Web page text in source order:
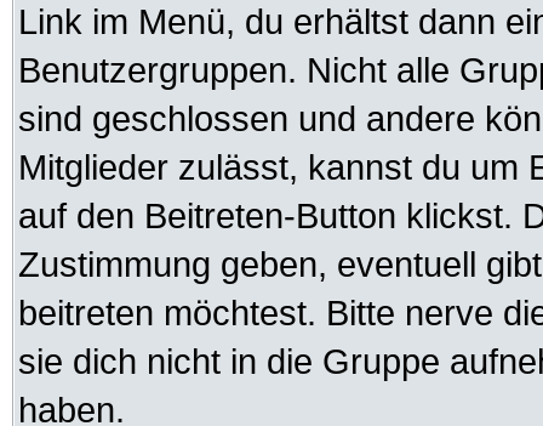
Link im Menü, du erhältst dann
Benutzergruppen. Nicht alle
sind geschlossen und andere
Mitglieder zulässt, kannst du um
auf den Beitreten-Button klickst.
Zustimmung geben, eventuell
beitreten möchtest. Bitte nerve
sie dich nicht in die Gruppe
haben.